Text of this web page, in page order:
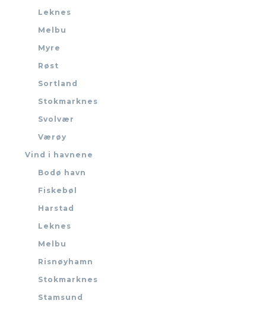
Leknes
Melbu
Myre
Røst
Sortland
Stokmarknes
Svolvær
Værøy
Vind i havnene
Bodø havn
Fiskebøl
Harstad
Leknes
Melbu
Risnøyhamn
Stokmarknes
Stamsund